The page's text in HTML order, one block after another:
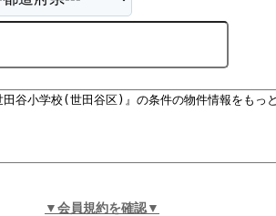
▼会員規約を確認▼